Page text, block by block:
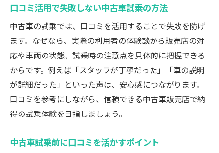
口コミ活用で失敗しない中古車試乗の方法
中古車の試乗では、口コミを活用することで失敗を防げ
ます。なぜなら、実際の利用者の体験談から販売店の対
応や車両の状態、試乗時の注意点を具体的に把握できる
からです。例えば「スタッフが丁寧だった」「車の説明
が詳細だった」といった声は、安心感につながります。
口コミを参考にしながら、信頼できる中古車販売店で納
得の試乗体験を目指しましょう。
中古車試乗前に口コミを活かすポイント